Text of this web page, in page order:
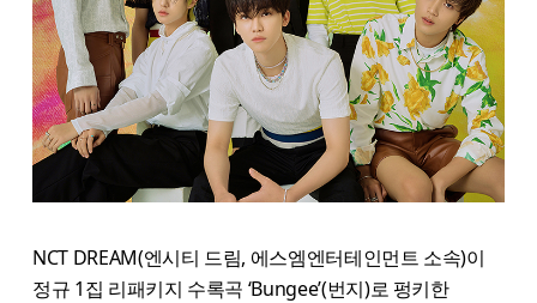
NCT DREAM(엔시티 드림, 에스엠엔터테인먼트 소속)이
정규 1집 리패키지 수록곡 ‘Bungee’(번지)로 펑키한